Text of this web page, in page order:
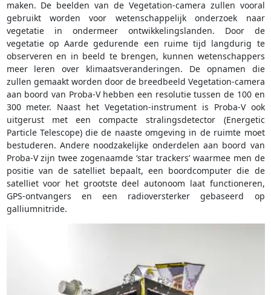
maken. De beelden van de Vegetation-camera zullen vooral
gebruikt worden voor wetenschappelijk onderzoek naar
vegetatie in ondermeer ontwikkelingslanden. Door de
vegetatie op Aarde gedurende een ruime tijd langdurig te
observeren en in beeld te brengen, kunnen wetenschappers
meer leren over klimaatsveranderingen. De opnamen die
zullen gemaakt worden door de breedbeeld Vegetation-camera
aan boord van Proba-V hebben een resolutie tussen de 100 en
300 meter. Naast het Vegetation-instrument is Proba-V ook
uitgerust met een compacte stralingsdetector (Energetic
Particle Telescope) die de naaste omgeving in de ruimte moet
bestuderen. Andere noodzakelijke onderdelen aan boord van
Proba-V zijn twee zogenaamde ‘star trackers’ waarmee men de
positie van de satelliet bepaalt, een boordcomputer die de
satelliet voor het grootste deel autonoom laat functioneren,
GPS-ontvangers en een radioversterker gebaseerd op
galliumnitride.